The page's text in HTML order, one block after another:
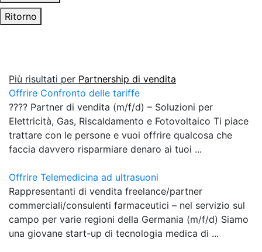
Ritorno
Più risultati per Partnership di vendita
Offrire Confronto delle tariffe
???? Partner di vendita (m/f/d) – Soluzioni per
Elettricità, Gas, Riscaldamento e Fotovoltaico Ti piace
trattare con le persone e vuoi offrire qualcosa che
faccia davvero risparmiare denaro ai tuoi ...
Offrire Telemedicina ad ultrasuoni
Rappresentanti di vendita freelance/partner
commerciali/consulenti farmaceutici – nel servizio sul
campo per varie regioni della Germania (m/f/d) Siamo
una giovane start-up di tecnologia medica di ...